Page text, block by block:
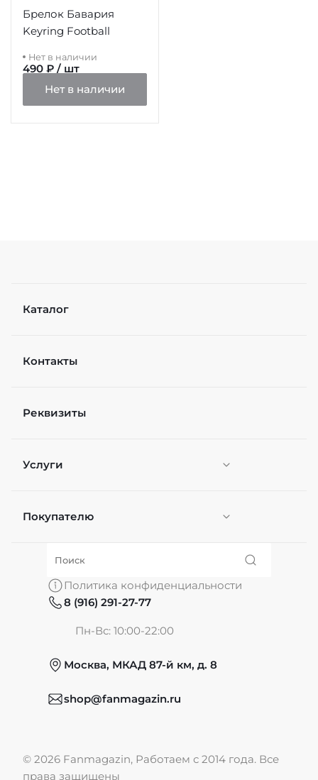
Брелок Бавария
Keyring Football
Нет в наличии
490 ₽ / шт
Нет в наличии
Каталог
Контакты
Реквизиты
Услуги
Персонификация
Покупателю
О нас
Обмен и возврат
Публичная оферта
Политика конфиденциальности
8 (916) 291-27-77
Пн-Вс: 10:00-22:00
Москва, МКАД 87-й км, д. 8
shop@fanmagazin.ru
© 2026 Fanmagazin, Работаем с 2014 года. Все
права защищены